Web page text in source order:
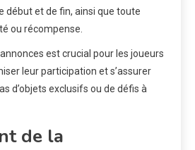
début et de fin, ainsi que toute
ou récompense.
est crucial pour les joueurs
leur participation et s’assurer
d’objets exclusifs ou de défis à
de la